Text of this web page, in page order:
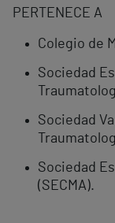
PERTENECE A
Colegio de
Sociedad
Sociedad
Sociedad
(SECMA).